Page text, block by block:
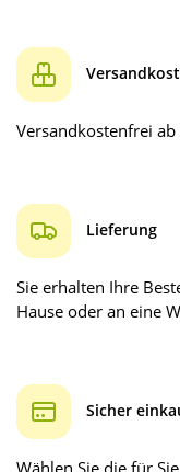
Versandkostenfrei
Lieferung
Sie erhalten Ihre
Hause oder an eine
Sicher